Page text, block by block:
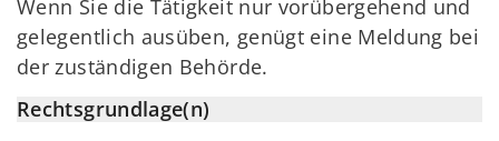
Wenn Sie die Tätigkeit nur vorübergehend und
gelegentlich ausüben, genügt eine Meldung bei
der zuständigen Behörde.
Rechtsgrundlage(n)